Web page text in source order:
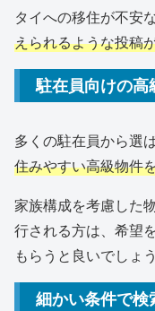
タイへの移住が不安
えられるような投稿
駐在員向けの高
多くの駐在員から選
住みやすい高級物件
家族構成を考慮した
行される方は、希望
もらうと良いでしょう
細かい条件で検